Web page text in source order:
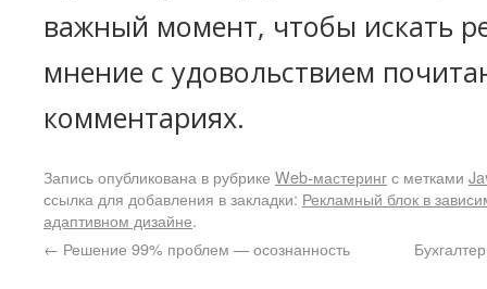
важный момент, чтобы искать
мнение с удовольствием
комментариях.
Запись опубликована в рубрике Web-мастерингс метками
ссылка для добавления в закладки: Рекламный блок в
адаптивном дизайне.
← Решение 99% проблем — осознанность